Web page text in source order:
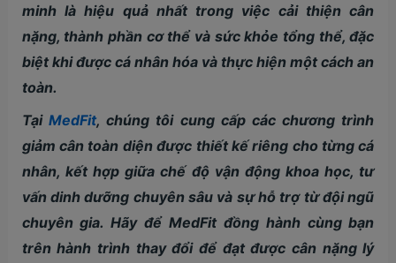
minh là hiệu quả nhất trong việc cải thiện cân
nặng, thành phần cơ thể và sức khỏe tổng thể, đặc
biệt khi được cá nhân hóa và thực hiện một cách an
toàn.
Tại MedFit, chúng tôi cung cấp các chương trình
giảm cân toàn diện được thiết kế riêng cho từng cá
nhân, kết hợp giữa chế độ vận động khoa học, tư
vấn dinh dưỡng chuyên sâu và sự hỗ trợ từ đội ngũ
chuyên gia. Hãy để MedFit đồng hành cùng bạn
trên hành trình thay đổi để đạt được cân nặng lý